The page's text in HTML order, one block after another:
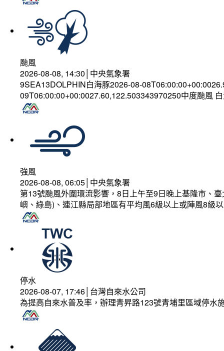
颱風
2026-08-08, 14:30│中央氣象署
9SEA13DOLPHIN白海豚2026-08-
09T06:00:00+00:0027.60,122.503343970250中度颱風
強風
2026-08-08, 06:05│中央氣象署
第13號颱風外圍環流影響，8日上午至9日晚上基隆市、
嶼、綠島)、連江縣局部地區有平均風6級以上或陣風8級
停水
2026-08-07, 17:46│台灣自來水公司
為提高自來水普及率，辦理青昇路123號青埔里區域停水